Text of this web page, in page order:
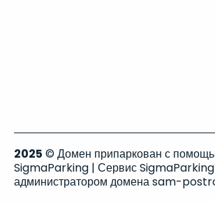
2025 © Домен припаркован с
SigmaParking | Сервис SigmaParking
администратором домена sam-